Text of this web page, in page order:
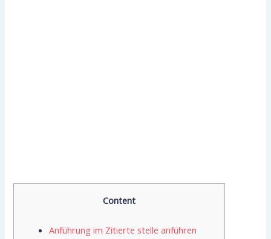
Content
Anführung im Zitierte stelle anführen